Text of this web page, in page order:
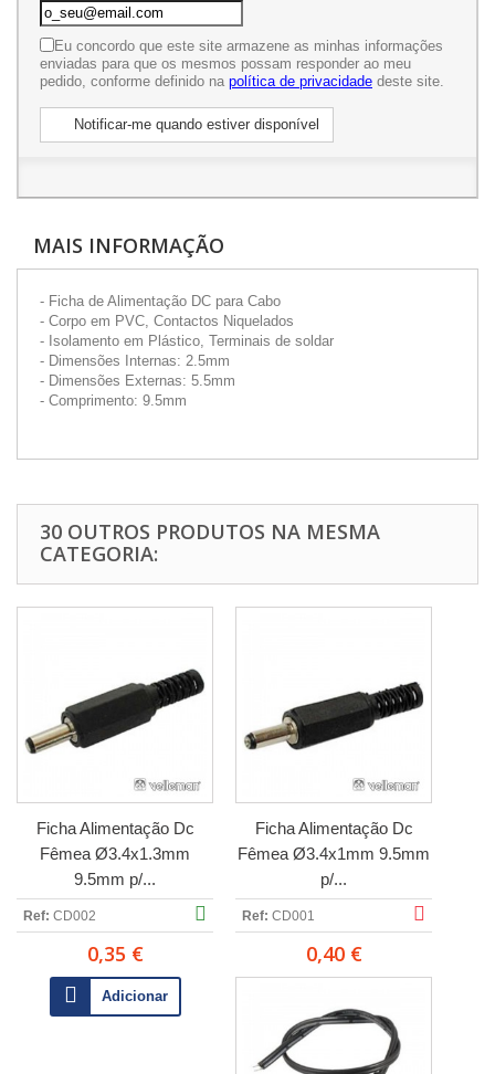
Eu concordo que este site armazene as minhas informações
enviadas para que os mesmos possam responder ao meu
pedido, conforme definido na política de privacidade deste site.
Notificar-me quando estiver disponível
MAIS INFORMAÇÃO
- Ficha de Alimentação DC para Cabo
- Corpo em PVC, Contactos Niquelados
- Isolamento em Plástico, Terminais de soldar
- Dimensões Internas: 2.5mm
- Dimensões Externas: 5.5mm
- Comprimento: 9.5mm
30 OUTROS PRODUTOS NA MESMA
CATEGORIA:
Ficha Alimentação Dc
Fêmea Ø3.4x1.3mm
9.5mm p/...
Ref: CD002
0,35 €
Adicionar
Ficha Alimentação Dc
Fêmea Ø3.4x1mm 9.5mm
p/...
Ref: CD001
0,40 €